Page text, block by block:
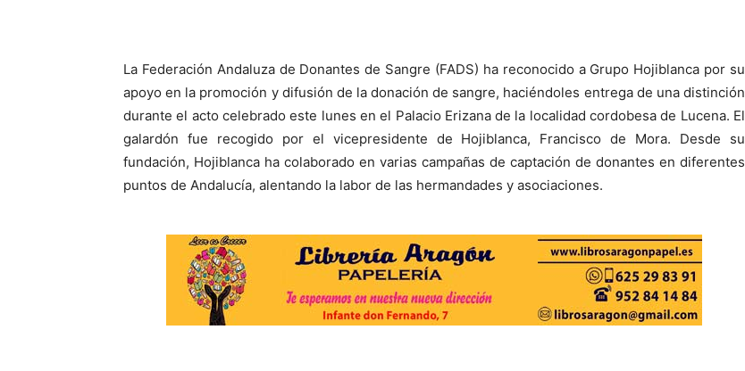
La Federación Andaluza de Donantes de Sangre (FADS) ha reconocido a Grupo Hojiblanca por su
apoyo en la promoción y difusión de la donación de sangre, haciéndoles entrega de una distinción
durante el acto celebrado este lunes en el Palacio Erizana de la localidad cordobesa de Lucena. El
galardón fue recogido por el vicepresidente de Hojiblanca, Francisco de Mora. Desde su
fundación, Hojiblanca ha colaborado en varias campañas de captación de donantes en diferentes
puntos de Andalucía, alentando la labor de las hermandades y asociaciones.